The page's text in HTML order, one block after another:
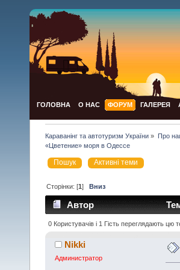
ГОЛОВНА О НАС ФОРУМ ГАЛЕРЕЯ
Караванінг та автотуризм України » Про
«Цветение» моря в Одессе
Пошук Активні теми
Сторінки: [1]Вниз
Автор
0 Користувачів і 1 Гість переглядають цю
Nikki
Администратор